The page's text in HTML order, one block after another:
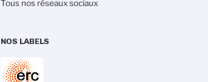
Tous nos réseaux sociaux
NOS LABELS